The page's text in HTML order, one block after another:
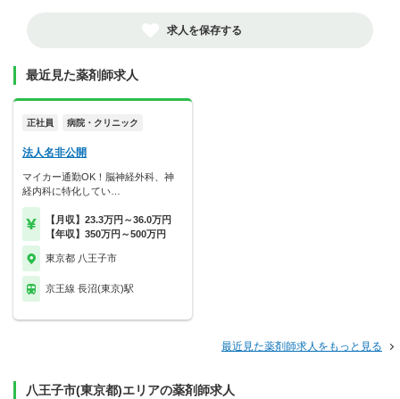
求人を保存する
最近見た薬剤師求人
正社員 病院・クリニック
法人名非公開
マイカー通勤OK！脳神経外科、神
経内科に特化してい…
【月収】23.3万円～36.0万円
【年収】350万円～500万円
東京都 八王子市
京王線 長沼(東京)駅
最近見た薬剤師求人をもっと見る
八王子市(東京都)エリアの薬剤師求人